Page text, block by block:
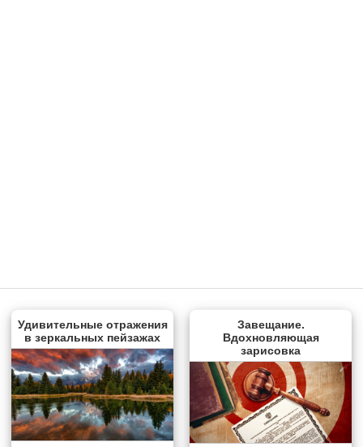
Удивительные отражения
в зеркальных пейзажах
Завещание.
Вдохновляющая
зарисовка